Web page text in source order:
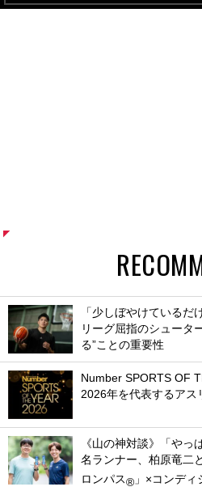
「少しぼやけているだ
リーグ屈指のシュータ
る”ことの重要性
Number SPORTS OF
2026年を代表するアス
《山の神対談》「やっ
名ランナー、柏原竜二
ロンパス® 」×コンデ